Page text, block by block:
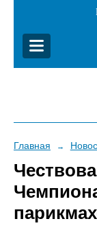
Главная →